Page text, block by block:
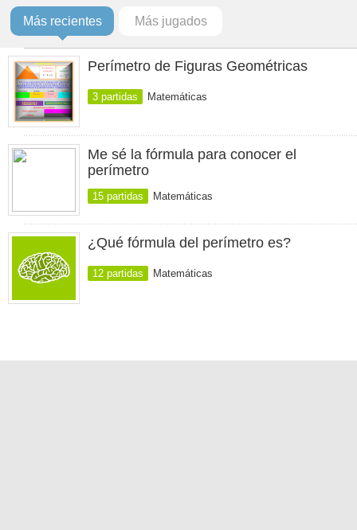
Más recientes Más jugados
Perímetro de Figuras Geométricas
3 partidas Matemáticas
Me sé la fórmula para conocer el
perímetro
15 partidas Matemáticas
¿Qué fórmula del perímetro es?
12 partidas Matemáticas